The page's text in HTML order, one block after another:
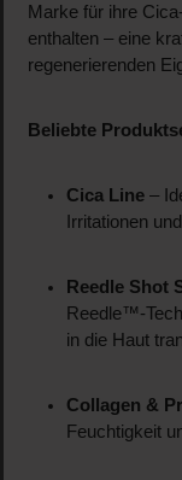
Marke für ihre
enthalten – eine
regenerierenden
Beliebte
Cica Line–
Irritationen
Reedle Shot
Reedle™-
in die Haut
Collagen &
Feuchtigkeit